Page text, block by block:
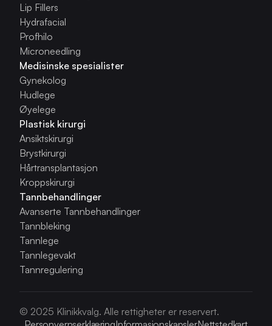
Lip Fillers
Hydrafacial
Profhilo
Microneedling
Medisinske spesialister
Gynekolog
Hudlege
Øyelege
Plastisk kirurgi
Ansiktskirurgi
Brystkirurgi
Hårtransplantasjon
Kroppskirurgi
Tannbehandlinger
Avanserte Tannbehandlinger
Tannbleking
Tannlege
Tannlegevakt
Tannregulering
© 2025 Klinikkvalg. Alle rettigheter er reservert.